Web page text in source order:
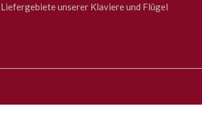
Liefergebiete unserer Klaviere und Flügel